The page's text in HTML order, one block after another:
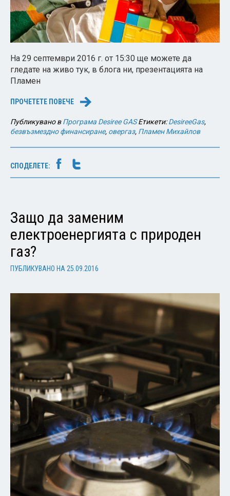
На 29 септември 2016 г. от 15:30 ще можете да
гледате на живо тук, в блога ни, презентацията на
Пламен
ПРОЧЕТЕТЕ ПОВЕЧЕ →
Публикувано вПрограма Desiree GAS Етикети:DesireeGas,
безвъзмездно финансиране, овергаз, Пламен Михайлов
СПОДЕЛЕТЕ:
Защо да заменим
електроенергията с природен
газ?
ПУБЛИКУВАНО НА 25.09.2016